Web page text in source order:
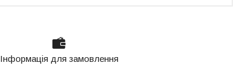
Інформація для замовлення